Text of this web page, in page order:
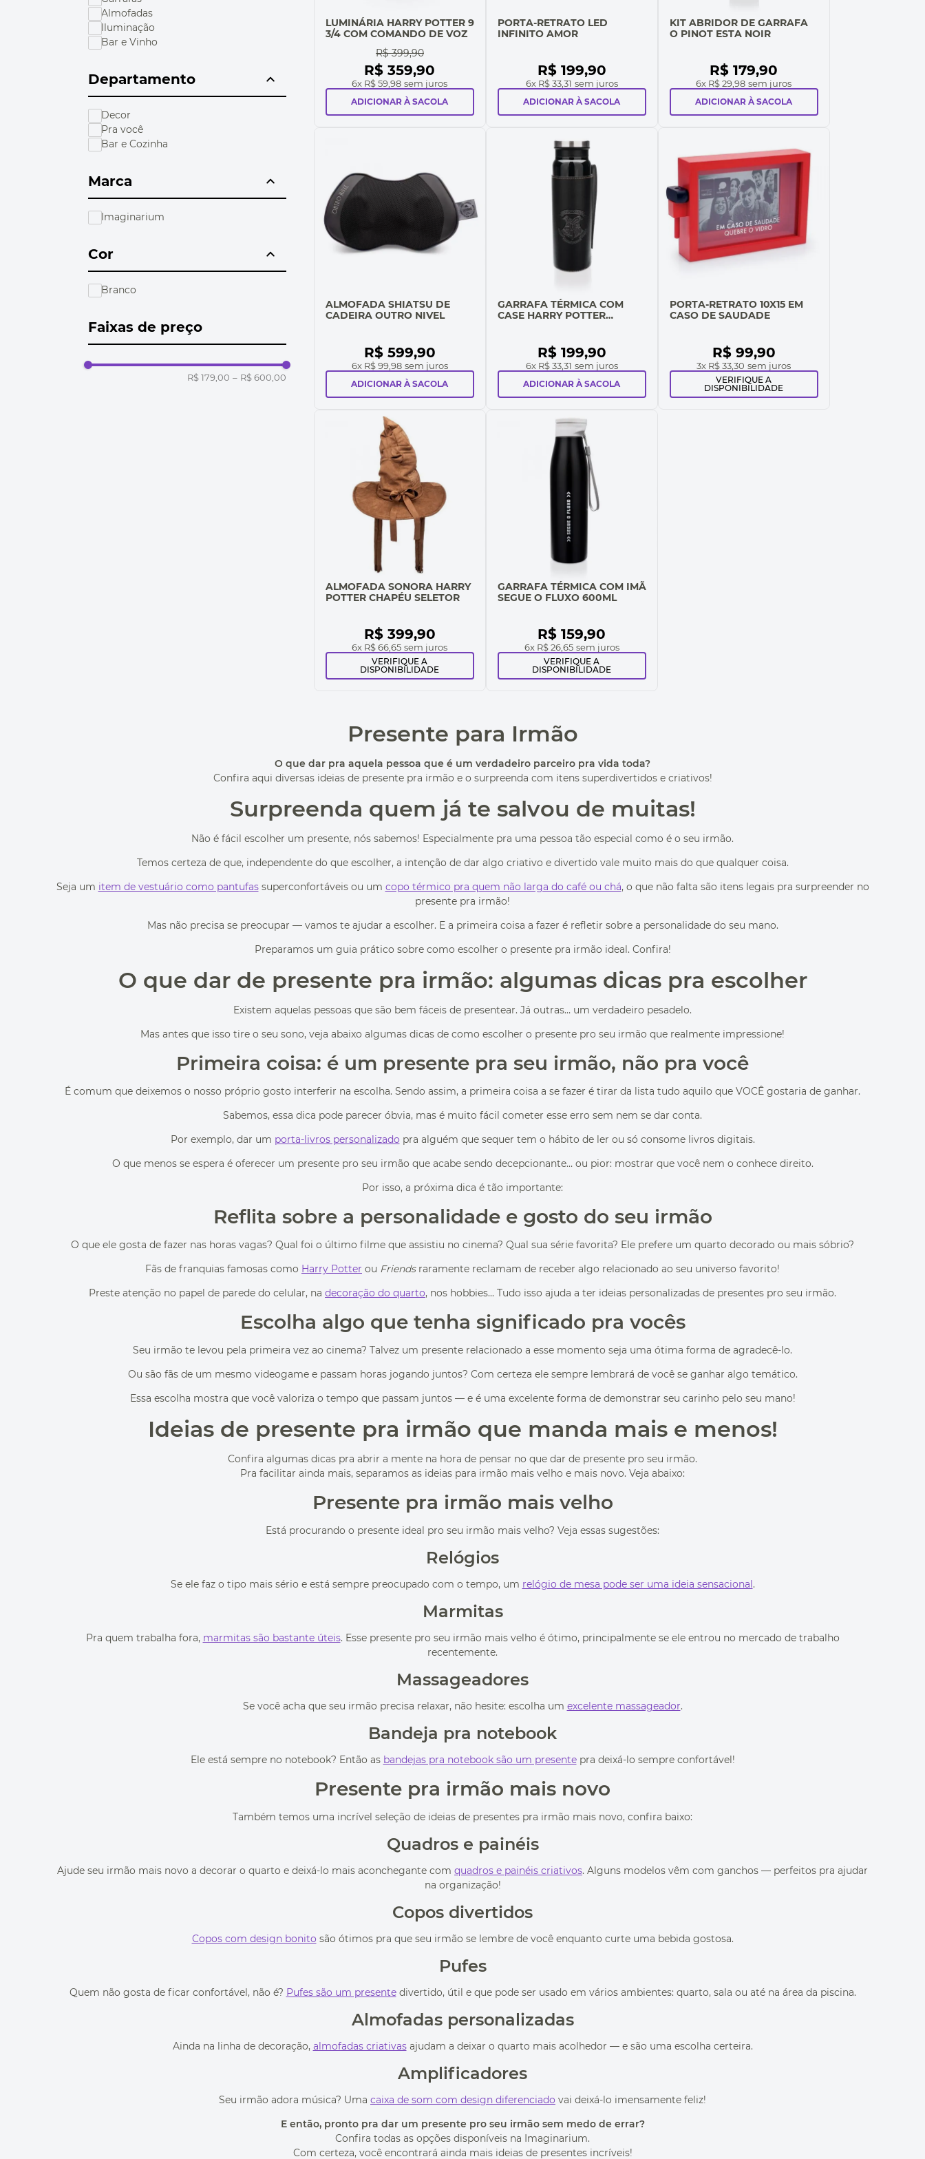
Almofadas
Iluminação
Bar e Vinho
Departamento
Decor
Pra você
Bar e Cozinha
Marca
Imaginarium
Cor
Branco
Faixas de preço
R$ 179,00 – R$ 600,00
LUMINÁRIA HARRY POTTER 9
3/4 COM COMANDO DE VOZ
R$ 399,90
R$ 359,90
6x R$ 59,98 sem juros
ADICIONAR À SACOLA
PORTA-RETRATO LED
INFINITO AMOR
R$ 199,90
6x R$ 33,31 sem juros
ADICIONAR À SACOLA
KIT ABRIDOR DE GARRAFA
O PINOT ESTA NOIR
R$ 179,90
6x R$ 29,98 sem juros
ADICIONAR À SACOLA
ALMOFADA SHIATSU DE
CADEIRA OUTRO NIVEL
R$ 599,90
6x R$ 99,98 sem juros
ADICIONAR À SACOLA
GARRAFA TÉRMICA COM
CASE HARRY POTTER
R$ 199,90
6x R$ 33,31 sem juros
ADICIONAR À SACOLA
PORTA-RETRATO 10X15 EM
CASO DE SAUDADE
R$ 99,90
3x R$ 33,30 sem juros
VERIFIQUE A
DISPONIBILIDADE
ALMOFADA SONORA HARRY
POTTER CHAPÉU SELETOR
R$ 399,90
6x R$ 66,65 sem juros
VERIFIQUE A
DISPONIBILIDADE
GARRAFA TÉRMICA COM IMÃ
SEGUE O FLUXO 600ML
R$ 159,90
6x R$ 26,65 sem juros
VERIFIQUE A
DISPONIBILIDADE
Presente para Irmão
O que dar pra aquela pessoa que é um verdadeiro parceiro pra vida toda?
Confira aqui diversas ideias de presente pra irmão e o surpreenda com itens superdivertidos e criativos!
Surpreenda quem já te salvou de muitas!
Não é fácil escolher um presente, nós sabemos! Especialmente pra uma pessoa tão especial como é o seu irmão.
Temos certeza de que, independente do que escolher, a intenção de dar algo criativo e divertido vale muito mais do que qualquer coisa.
Seja um item de vestuário como pantufassuperconfortáveis ou um copo térmico pra quem não larga do café ou chá, o que não falta são itens legais pra surpreender no
presente pra irmão!
Mas não precisa se preocupar — vamos te ajudar a escolher. E a primeira coisa a fazer é refletir sobre a personalidade do seu mano.
Preparamos um guia prático sobre como escolher o presente pra irmão ideal. Confira!
O que dar de presente pra irmão: algumas dicas pra escolher
Existem aquelas pessoas que são bem fáceis de presentear. Já outras… um verdadeiro pesadelo.
Mas antes que isso tire o seu sono, veja abaixo algumas dicas de como escolher o presente pro seu irmão que realmente impressione!
Primeira coisa: é um presente pra seu irmão, não pra você
É comum que deixemos o nosso próprio gosto interferir na escolha. Sendo assim, a primeira coisa a se fazer é tirar da lista tudo aquilo que VOCÊ gostaria de ganhar.
Sabemos, essa dica pode parecer óbvia, mas é muito fácil cometer esse erro sem nem se dar conta.
Por exemplo, dar um porta-livros personalizado pra alguém que sequer tem o hábito de ler ou só consome livros digitais.
O que menos se espera é oferecer um presente pro seu irmão que acabe sendo decepcionante… ou pior: mostrar que você nem o conhece direito.
Por isso, a próxima dica é tão importante:
Reflita sobre a personalidade e gosto do seu irmão
O que ele gosta de fazer nas horas vagas? Qual foi o último filme que assistiu no cinema? Qual sua série favorita? Ele prefere um quarto decorado ou mais sóbrio?
Fãs de franquias famosas como Harry Potter ou Friendsraramente reclamam de receber algo relacionado ao seu universo favorito!
Preste atenção no papel de parede do celular, na decoração do quarto, nos hobbies... Tudo isso ajuda a ter ideias personalizadas de presentes pro seu irmão.
Escolha algo que tenha significado pra vocês
Seu irmão te levou pela primeira vez ao cinema? Talvez um presente relacionado a esse momento seja uma ótima forma de agradecê-lo.
Ou são fãs de um mesmo videogame e passam horas jogando juntos? Com certeza ele sempre lembrará de você se ganhar algo temático.
Essa escolha mostra que você valoriza o tempo que passam juntos — e é uma excelente forma de demonstrar seu carinho pelo seu mano!
Ideias de presente pra irmão que manda mais e menos!
Confira algumas dicas pra abrir a mente na hora de pensar no que dar de presente pro seu irmão.
Pra facilitar ainda mais, separamos as ideias para irmão mais velho e mais novo. Veja abaixo:
Presente pra irmão mais velho
Está procurando o presente ideal pro seu irmão mais velho? Veja essas sugestões:
Relógios
Se ele faz o tipo mais sério e está sempre preocupado com o tempo, um relógio de mesa pode ser uma ideia sensacional.
Marmitas
Pra quem trabalha fora, marmitas são bastante úteis. Esse presente pro seu irmão mais velho é ótimo, principalmente se ele entrou no mercado de trabalho
recentemente.
Massageadores
Se você acha que seu irmão precisa relaxar, não hesite: escolha um excelente massageador.
Bandeja pra notebook
Ele está sempre no notebook? Então as bandejas pra notebook são um presentepra deixá-lo sempre confortável!
Presente pra irmão mais novo
Também temos uma incrível seleção de ideias de presentes pra irmão mais novo, confira baixo:
Quadros e painéis
Ajude seu irmão mais novo a decorar o quarto e deixá-lo mais aconchegante com quadros e painéis criativos. Alguns modelos vêm com ganchos — perfeitos pra ajudar
na organização!
Copos divertidos
Copos com design bonito são ótimos pra que seu irmão se lembre de você enquanto curte uma bebida gostosa.
Pufes
Quem não gosta de ficar confortável, não é? Pufes são um presentedivertido, útil e que pode ser usado em vários ambientes: quarto, sala ou até na área da piscina.
Almofadas personalizadas
Ainda na linha de decoração, almofadas criativasajudam a deixar o quarto mais acolhedor — e são uma escolha certeira.
Amplificadores
Seu irmão adora música? Uma caixa de som com design diferenciado vai deixá-lo imensamente feliz!
E então, pronto pra dar um presente pro seu irmão sem medo de errar?
Confira todas as opções disponíveis na Imaginarium.
Com certeza, você encontrará ainda mais ideias de presentes incríveis!
10º bolsa termica